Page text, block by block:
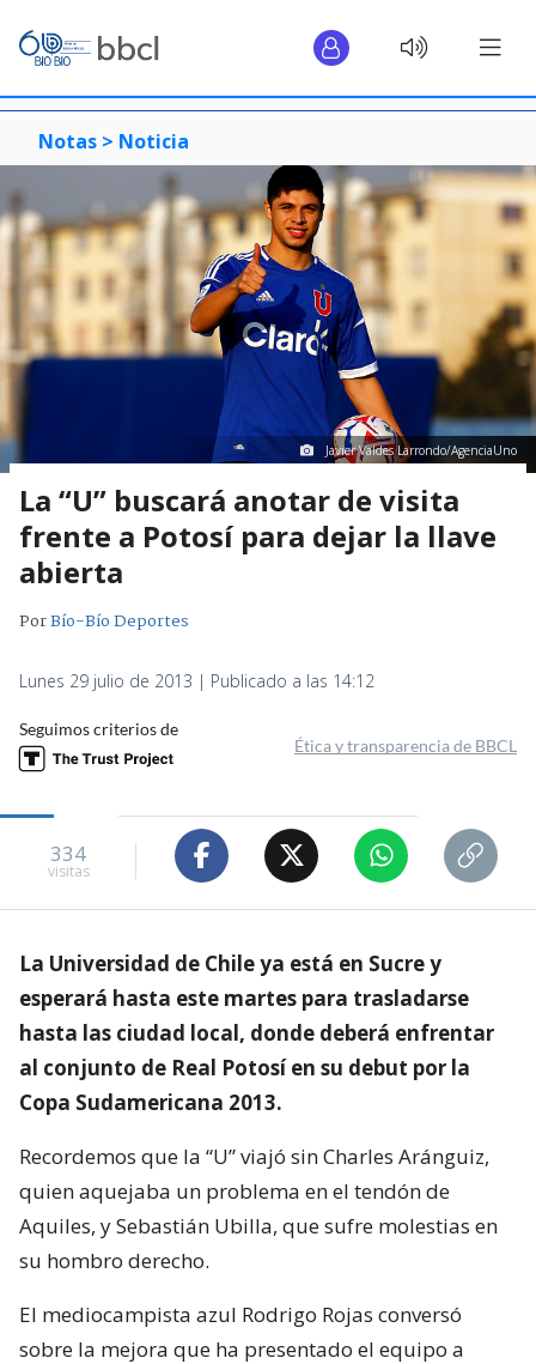
Notas > Noticia
Javier Valdes Larrondo/AgenciaUno
La “U” buscará anotar de visita
frente a Potosí para dejar la llave
abierta
PorBío-Bío Deportes
Lunes 29 julio de 2013 | Publicado a las 14:12
Seguimos criterios de
Ética y transparencia de BBCL
334
visitas
La Universidad de Chile ya está en Sucre y
esperará hasta este martes para trasladarse
hasta las ciudad local, donde deberá enfrentar
al conjunto de Real Potosí en su debut por la
Copa Sudamericana 2013.
Recordemos que la “U” viajó sin Charles Aránguiz,
quien aquejaba un problema en el tendón de
Aquiles, y Sebastián Ubilla, que sufre molestias en
su hombro derecho.
El mediocampista azul Rodrigo Rojas conversó
sobre la mejora que ha presentado el equipo a